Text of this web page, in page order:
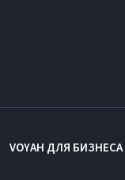
VOYAH ДЛЯ БИЗНЕСА